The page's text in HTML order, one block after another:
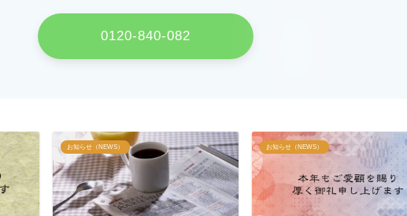
0120-840-082
お知らせ（NEWS） お知らせ（NEWS）